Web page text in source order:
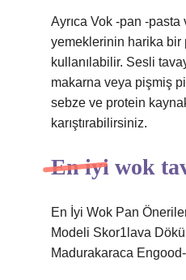
Ayrıca Vok -pan -pasta
yemeklerinin harika
kullanılabilir. Sesli
makarna veya pişmiş
sebze ve protein
karıştırabilirsiniz.
En iyi wok
En İyi Wok Pan
Modeli Skor1lava
Madurakaraca